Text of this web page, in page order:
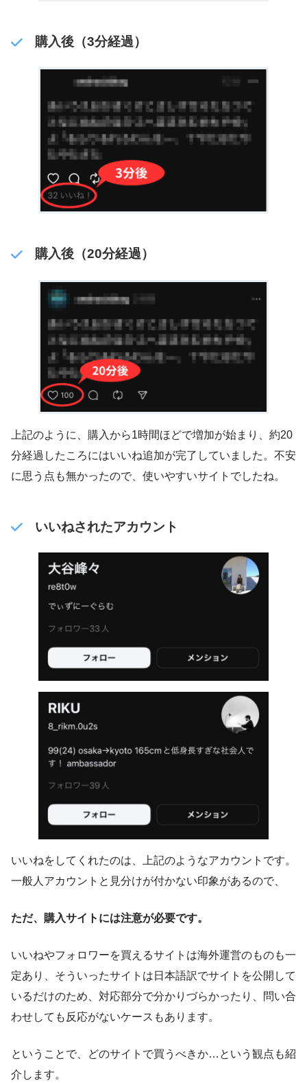
購入後（3分経過）
購入後（20分経過）
上記のように、購入から1時間ほどで増加が始まり、約20
分経過したころにはいいね追加が完了していました。不安
に思う点も無かったので、使いやすいサイトでしたね。
いいねされたアカウント
いいねをしてくれたのは、上記のようなアカウントです。
一般人アカウントと見分けが付かない印象があるので、
ただ、購入サイトには注意が必要です。
いいねやフォロワーを買えるサイトは海外運営のものも一
定あり、そういったサイトは日本語訳でサイトを公開して
いるだけのため、対応部分で分かりづらかったり、問い合
わせしても反応がないケースもあります。
ということで、どのサイトで買うべきか…という観点も紹
介します。